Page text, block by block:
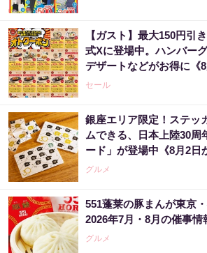
【ガスト】最大150円引
式Xに登場中。ハンバー
デザートなどがお得に《8
セール
銀座エリア限定！ステッ
ムできる、日本上陸30周
ード」が登場中《8月2日
グルメ
551蓬莱の豚まんが東京
2026年7月・8月の催事情
グルメ